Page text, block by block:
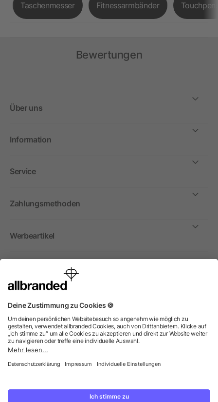
Taschenmesser Fitnessarmbänder
Bewertungen
Über uns
Information
Service
Zahlungsmethoden
Werbeartikel
International
Wir verkaufen Werbeartikel, Werbemittel und
Vereine. Alle Preise zzgl. MwSt.